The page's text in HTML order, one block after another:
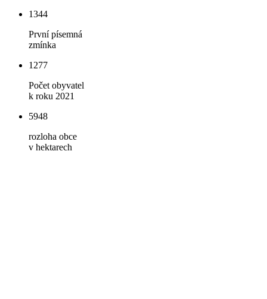
1344
První písemná
zmínka
1277
Počet obyvatel
k roku 2021
5948
rozloha obce
v hektarech